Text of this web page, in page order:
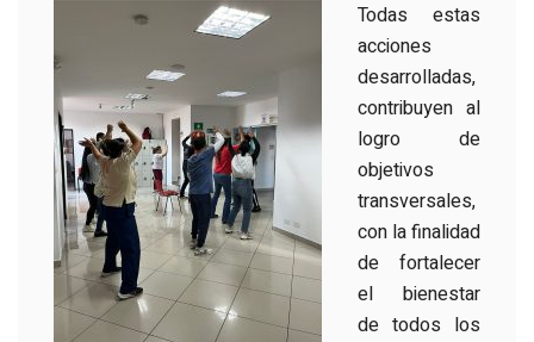
Todas estas
acciones
desarrolladas,
contribuyen al
logro de
objetivos
transversales,
con la finalidad
de fortalecer
el bienestar
de todos los